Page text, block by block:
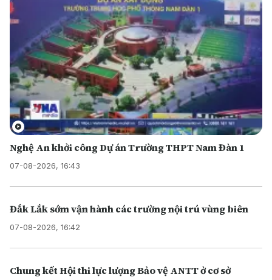
Nghệ An khởi công Dự án Trường THPT Nam Đàn 1
07-08-2026, 16:43
Đắk Lắk sớm vận hành các trường nội trú vùng biên
07-08-2026, 16:42
Chung kết Hội thi lực lượng Bảo vệ ANTT ở cơ sở